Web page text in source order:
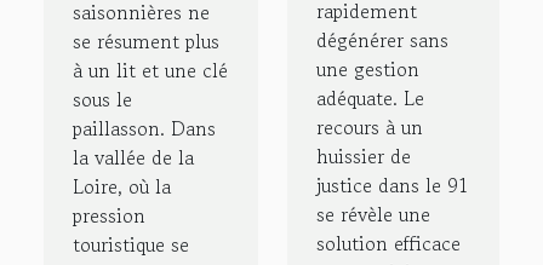
chinon
saisonnières ne
se résument plus
à un lit et une clé
sous le
paillasson. Dans
la vallée de la
Loire, où la
pression
touristique se
voisinage
rapidement
dégénérer sans
une gestion
adéquate. Le
recours à un
huissier de
justice dans le 91
se révèle une
solution efficace